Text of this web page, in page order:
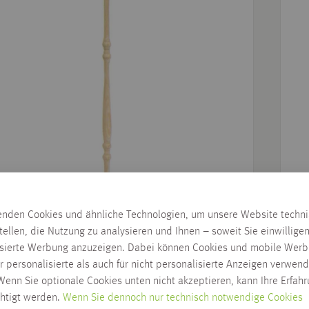
Cookies und ähnliche Technologien, um unsere Website
die Nutzung zu analysieren und Ihnen – soweit Sie
Werbung anzuzeigen. Dabei können Cookies und mobile
personalisierte als auch für nicht personalisierte Anzeigen
Sie optionale Cookies unten nicht akzeptieren, kann Ihre
werden. Wenn Sie dennoch nur technisch notwendige Cookies
Holz Nr. 21, roh
Ausführungen
ab 22,37€/St